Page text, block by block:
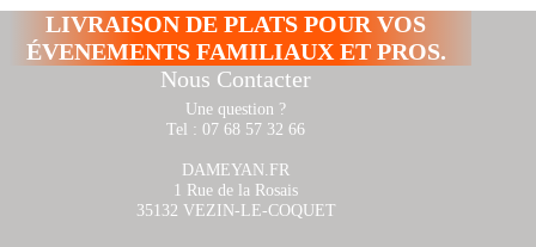
LIVRAISON DE PLATS POUR VOS
ÉVENEMENTS FAMILIAUX ET PROS.
Nous Contacter
Une question ?
Tel : 07 68 57 32 66
DAMEYAN.FR
1 Rue de la Rosais
35132 VEZIN-LE-COQUET